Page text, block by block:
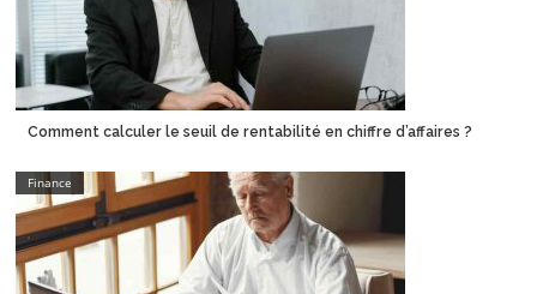
Comment calculer le seuil de rentabilité en chiffre d’affaires ?
Finance